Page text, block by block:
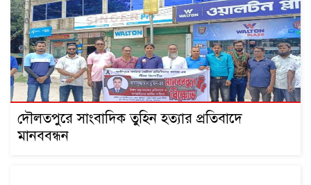
দৌলতপুরে সাংবাদিক তুহিন হত্যার প্রতিবাদে
মানববন্ধন